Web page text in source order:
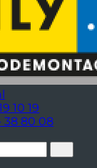
10 19
38 80 08